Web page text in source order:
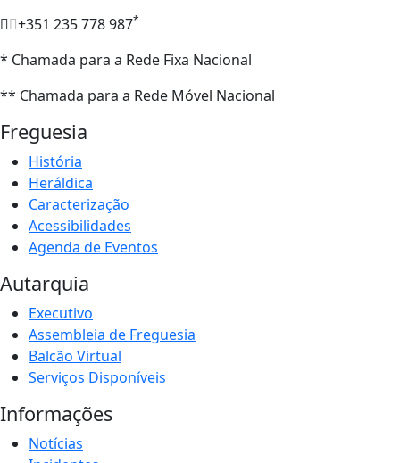
+351 235 778 987*
* Chamada para a Rede Fixa Nacional
** Chamada para a Rede Móvel Nacional
Freguesia
História
Heráldica
Caracterização
Acessibilidades
Agenda de Eventos
Autarquia
Executivo
Assembleia de Freguesia
Balcão Virtual
Serviços Disponíveis
Informações
Notícias